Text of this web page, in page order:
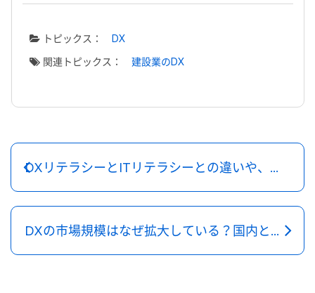
トピックス：
DX
関連トピックス：
建設業のDX
DXリテラシーとITリテラシーとの違いや、社員に教育する方法を解説
DXの市場規模はなぜ拡大している？国内と世界の市場規模や拡大理由を徹底解説！